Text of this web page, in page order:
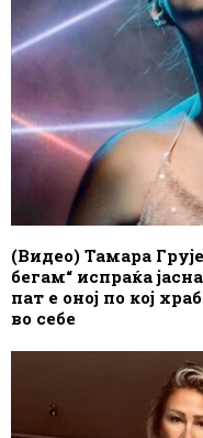
(Видео) Тамара
бегам“ испраќа
пат е оној по кој
во себе